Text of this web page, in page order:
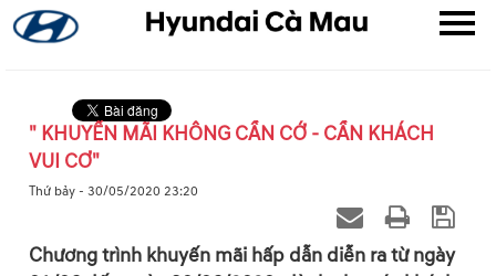
" KHUYẾN MÃI KHÔNG CẦN CỚ - CẦN KHÁCH
VUI CƠ"
Thứ bảy - 30/05/2020 23:20
Chương trình khuyến mãi hấp dẫn diễn ra từ ngày